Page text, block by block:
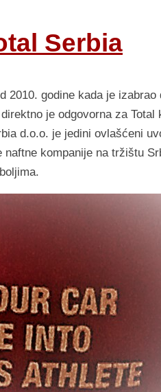
Serbia
2010. godine kada je
direktno je odgovorna za
d.o.o. je jedini ovlašćeni
kompanije na tržištu